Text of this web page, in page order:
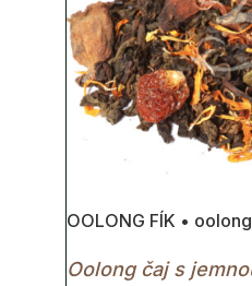
OOLONG FÍK •
Oolong čaj s